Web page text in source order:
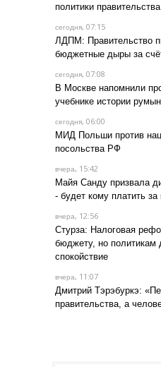
политики
сегодня, 07:15
ЛДПМ: Правительство
бюджетные дыры за
сегодня, 07:08
В Москве напомнили
учебнике истории румын
сегодня, 06:00
МИД Польши против
посольства РФ
вчера, 15:42
Майя Санду призвала
- будет кому платить за
вчера, 12:56
Стурза: Налоговая
бюджету, но политикам
спокойствие
вчера, 11:07
Дмитрий Тэрэбуркэ:
правительства, а